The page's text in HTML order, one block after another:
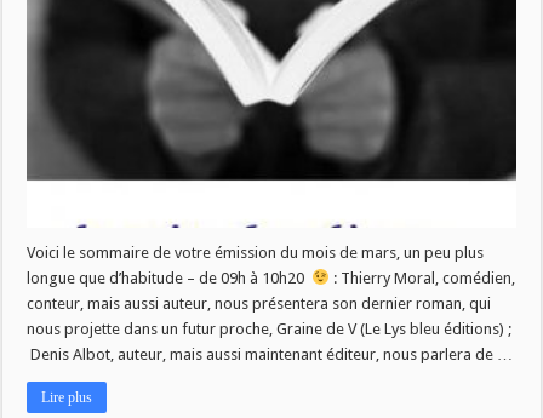
Livres
–
4
mars
2020
–
09h/10h20
Voici le sommaire de votre émission du mois de mars, un peu plus
longue que d’habitude – de 09h à 10h20
: Thierry Moral, comédien,
conteur, mais aussi auteur, nous présentera son dernier roman, qui
nous projette dans un futur proche, Graine de V (Le Lys bleu éditions) ;
Denis Albot, auteur, mais aussi maintenant éditeur, nous parlera de …
Lire plus